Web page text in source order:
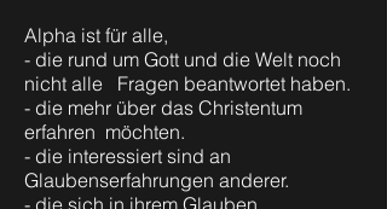
Alpha ist für alle,
- die rund um Gott und die Welt noch
nicht alle Fragen beantwortet haben.
- die mehr über das Christentum
erfahren möchten.
- die interessiert sind an
Glaubenserfahrungen anderer.
- die sich in ihrem Glauben